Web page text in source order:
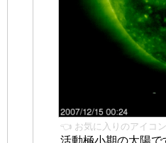
👈 お気に入りのアイコン
活動極小期の太陽